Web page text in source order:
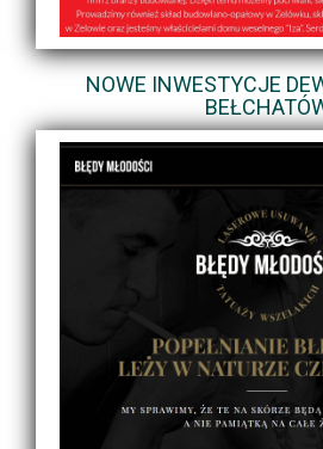
NOWE INWESTYCJE